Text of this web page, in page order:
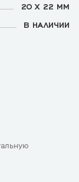
20 Х 22 ММ
В НАЛИЧИИ